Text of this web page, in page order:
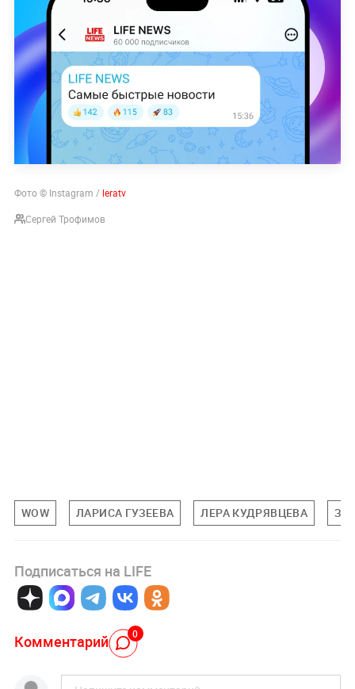
Фото © Instagram / leratv
Сергей Трофимов
WOW ЛАРИСА ГУЗЕЕВА ЛЕРА КУДРЯВЦЕВА
Подписаться на LIFE
Комментарий 0